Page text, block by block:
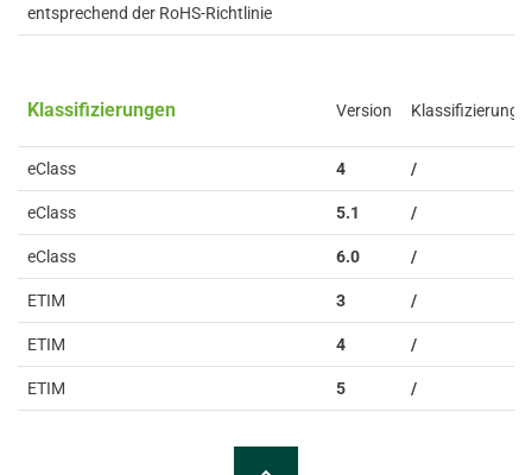
entsprechend der RoHS-Richtlinie
Klassifizierungen Version Klassifizierung
eClass 4 /
eClass 5.1 /
eClass 6.0 /
ETIM 3 /
ETIM 4 /
ETIM 5 /